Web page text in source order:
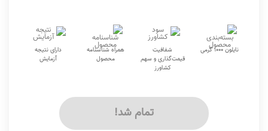
نایلون 1000 گرمی
شفافیت
قیمت‌گذاری و سهم
کشاورز
همراه شناسنامه
محصول
دارای نتیجه
آزمایش
تمام شد!